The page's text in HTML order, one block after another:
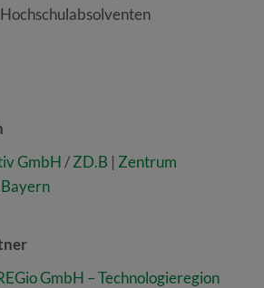
GmbH/ZD.B | Zentrum
GmbH – Technologieregion